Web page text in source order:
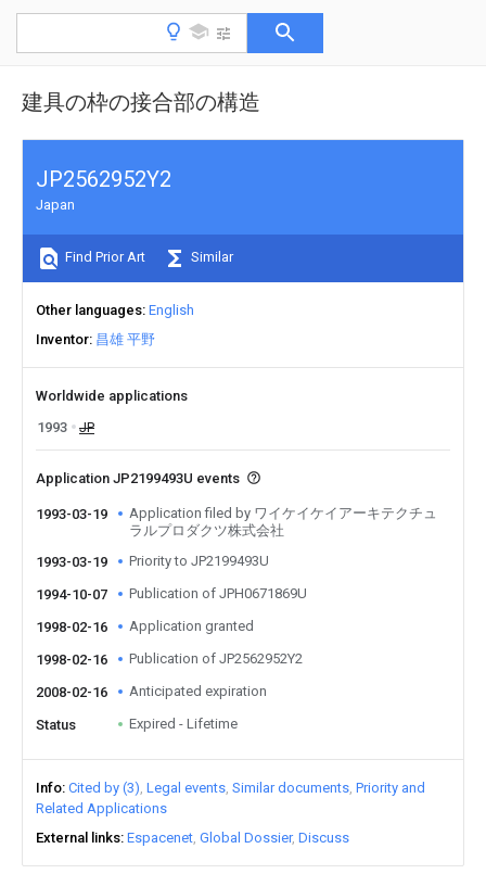
建具の枠の接合部の構造
JP2562952Y2
Japan
Find Prior Art Similar
Other languages English
Inventor 昌雄 平野
Worldwide applications
1993
JP
Application JP2199493U events
1993-03-19
Application filed by ワイケイケイアーキテクチュ
ラルプロダクツ株式会社
1993-03-19
Priority to JP2199493U
1994-10-07 Publication of JPH0671869U
1998-02-16 Application granted
1998-02-16 Publication of JP2562952Y2
2008-02-16 Anticipated expiration
Status Expired - Lifetime
Info Cited by (3) Legal events Similar documents Priority and
Related Applications
External links Espacenet Global Dossier Discuss